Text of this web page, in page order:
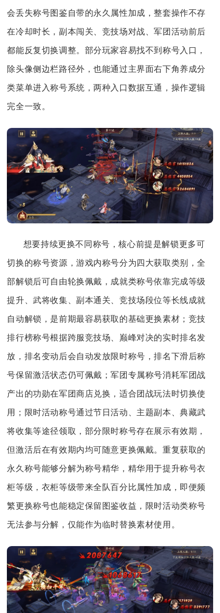
会丢失称号图鉴自带的永久属性加成，整套操作不存
在冷却时长，副本闯关、竞技场对战、军团活动前后
都能反复切换调整。部分玩家容易找不到称号入口，
除头像侧边栏路径外，也能通过主界面右下角养成分
类菜单进入称号系统，两种入口数据互通，操作逻辑
完全一致。
想要持续更换不同称号，核心前提是解锁更多可
切换的称号资源，游戏内称号分为四大获取类别，全
部解锁后可自由轮换佩戴，成就类称号依靠完成等级
提升、武将收集、副本通关、竞技场段位等长线成就
自动解锁，是前期最容易获取的基础更换素材；竞技
排行榜称号根据跨服竞技场、巅峰对决的实时排名发
放，排名变动后会自动发放限时称号，排名下滑后称
号保留激活状态仍可佩戴；军团专属称号消耗军团战
产出的功勋在军团商店兑换，适合团战玩法时切换使
用；限时活动称号通过节日活动、主题副本、典藏武
将收集等途径领取，部分限时称号存在展示有效期，
但激活后在有效期内均可随意更换佩戴。重复获取的
永久称号能够分解为称号精华，精华用于提升称号衣
柜等级，衣柜等级带来全队百分比属性加成，即便频
繁更换称号也能稳定保留图鉴收益，限时活动类称号
无法参与分解，仅能作为临时替换素材使用。